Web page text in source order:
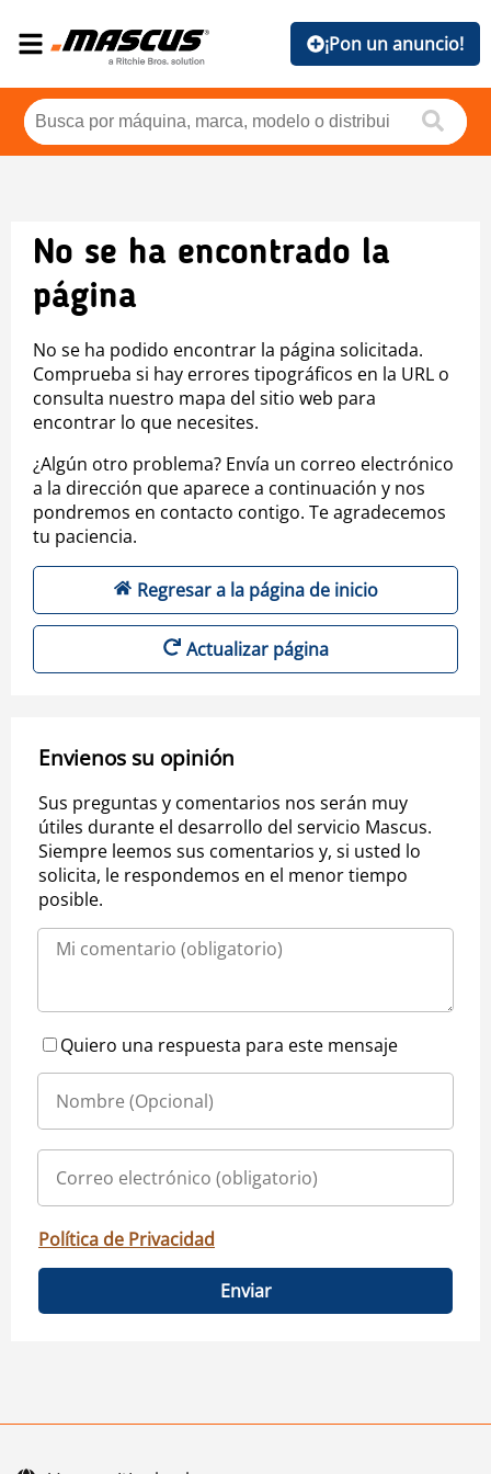
¡Pon un anuncio!
No se ha encontrado la
página
No se ha podido encontrar la página solicitada.
Comprueba si hay errores tipográficos en la URL o
consulta nuestro mapa del sitio web para
encontrar lo que necesites.
¿Algún otro problema? Envía un correo electrónico
a la dirección que aparece a continuación y nos
pondremos en contacto contigo. Te agradecemos
tu paciencia.
Regresar a la página de inicio
Actualizar página
Envienos su opinión
Sus preguntas y comentarios nos serán muy
útiles durante el desarrollo del servicio Mascus.
Siempre leemos sus comentarios y, si usted lo
solicita, le respondemos en el menor tiempo
posible.
Quiero una respuesta para este mensaje
Política de Privacidad
Enviar